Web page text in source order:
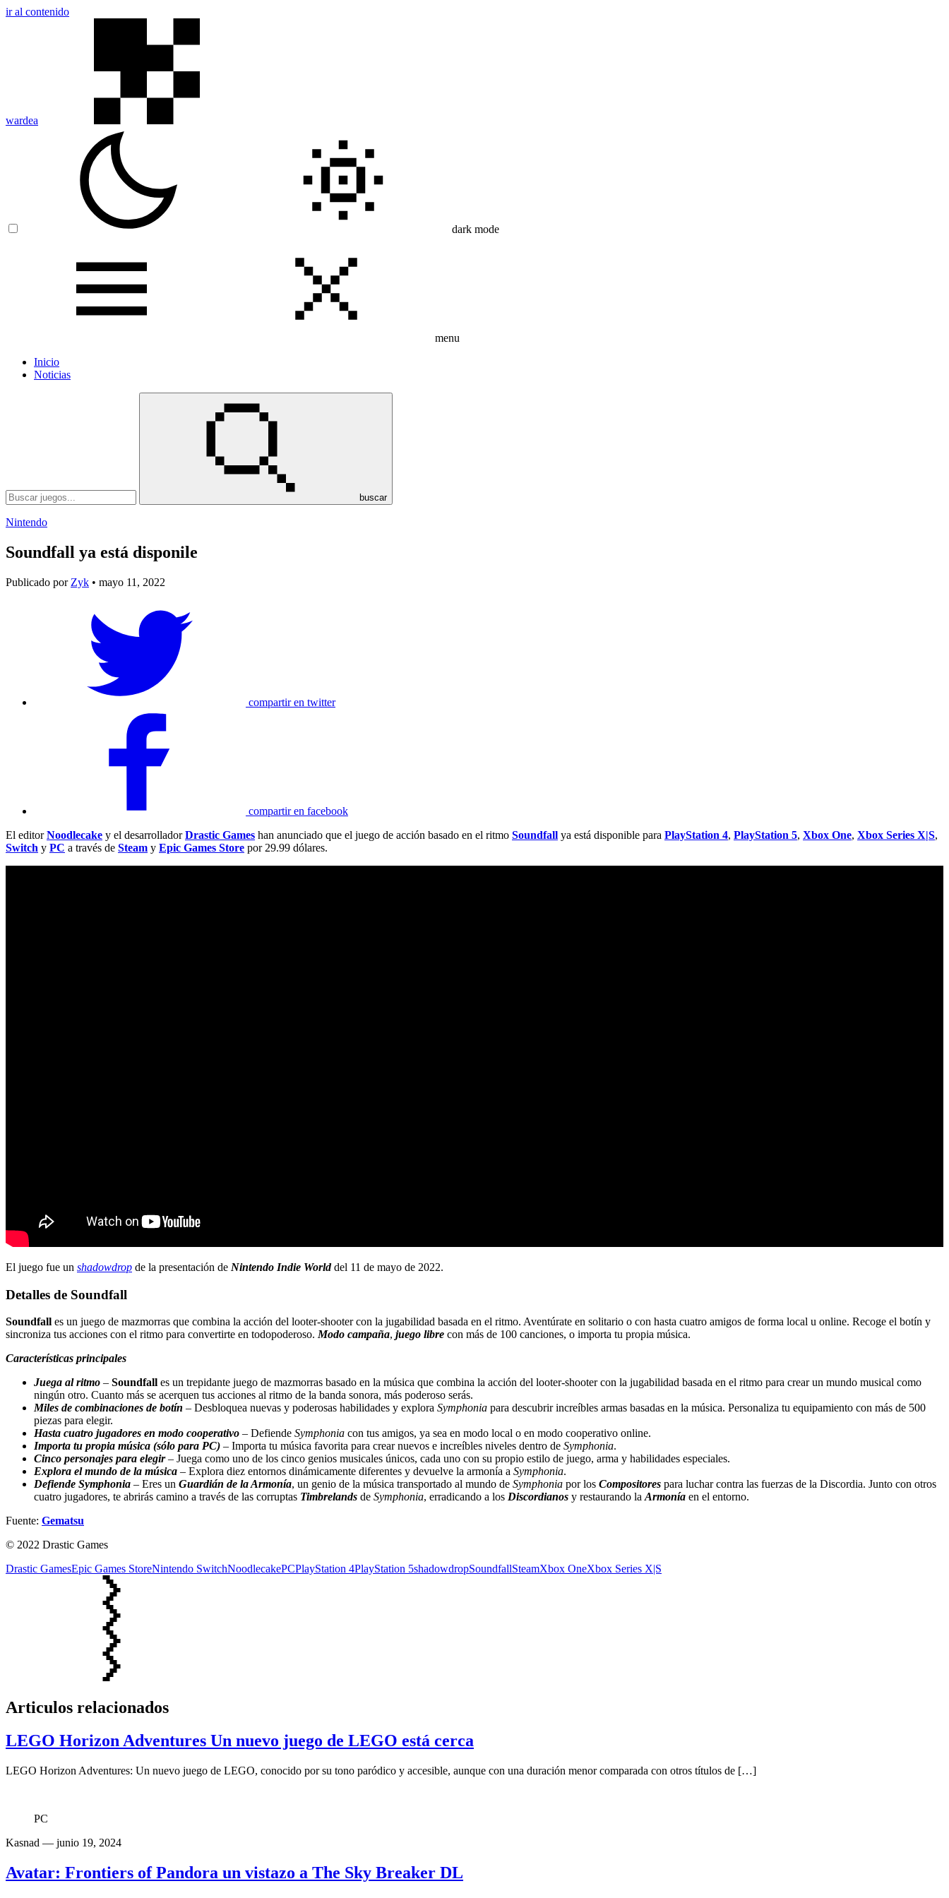
ir al contenido
wardea
dark mode
menu
Inicio
Noticias
buscar
Nintendo
Soundfall ya está disponile
Publicado por Zyk • mayo 11, 2022
compartir en twitter
compartir en facebook
El editorNoodlecake y el desarrolladorDrastic Games han anunciado que el juego de acción basado en el ritmo Soundfall ya está disponible para PlayStation 4, PlayStation 5, Xbox One, Xbox Series X|S,
Switch y PC a través de Steam y Epic Games Store por 29.99 dólares.
El juego fue un shadowdrop de la presentación de Nintendo Indie Worlddel 11 de mayo de 2022.
Detalles de Soundfall
Soundfall es un juego de mazmorras que combina la acción del looter-shooter con la jugabilidad basada en el ritmo. Aventúrate en solitario o con hasta cuatro amigos de forma local u online. Recoge el botín y
sincroniza tus acciones con el ritmo para convertirte en todopoderoso. Modo campaña, juego libre con más de 100 canciones, o importa tu propia música.
Características principales
Juega al ritmo – Soundfall es un trepidante juego de mazmorras basado en la música que combina la acción del looter-shooter con la jugabilidad basada en el ritmo para crear un mundo musical como
ningún otro. Cuanto más se acerquen tus acciones al ritmo de la banda sonora, más poderoso serás.
Miles de combinaciones de botín – Desbloquea nuevas y poderosas habilidades y explora Symphonia para descubrir increíbles armas basadas en la música. Personaliza tu equipamiento con más de 500
piezas para elegir.
Hasta cuatro jugadores en modo cooperativo – Defiende Symphonia con tus amigos, ya sea en modo local o en modo cooperativo online.
Importa tu propia música (sólo para PC) – Importa tu música favorita para crear nuevos e increíbles niveles dentro de Symphonia.
Cinco personajes para elegir– Juega como uno de los cinco genios musicales únicos, cada uno con su propio estilo de juego, arma y habilidades especiales.
Explora el mundo de la música – Explora diez entornos dinámicamente diferentes y devuelve la armonía a Symphonia.
Defiende Symphonia – Eres un Guardián de la Armonía, un genio de la música transportado al mundo de Symphonia por los Compositores para luchar contra las fuerzas de la Discordia. Junto con otros
cuatro jugadores, te abrirás camino a través de las corruptas Timbrelands de Symphonia, erradicando a los Discordianos y restaurando la Armonía en el entorno.
Fuente: Gematsu
© 2022 Drastic Games
Drastic GamesEpic Games StoreNintendo SwitchNoodlecakePCPlayStation 4PlayStation 5shadowdropSoundfallSteamXbox OneXbox Series X|S
Articulos relacionados
LEGO Horizon Adventures Un nuevo juego de LEGO está cerca
LEGO Horizon Adventures: Un nuevo juego de LEGO, conocido por su tono paródico y accesible, aunque con una duración menor comparada con otros títulos de […]
PC
Kasnad — junio 19, 2024
Avatar: Frontiers of Pandora un vistazo a The Sky Breaker DL